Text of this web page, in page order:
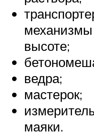
высоте;
ведра;
мастерок;
маяки.